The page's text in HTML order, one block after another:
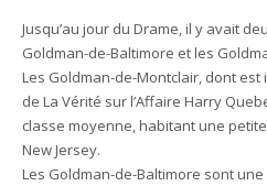
Jusqu’au jour du Drame, il y avait
Goldman-de-Baltimore et les
Les Goldman-de-Montclair, dont est
de La Vérité sur l’Affaire Harry
classe moyenne, habitant une
New Jersey.
Les Goldman-de-Baltimore sont